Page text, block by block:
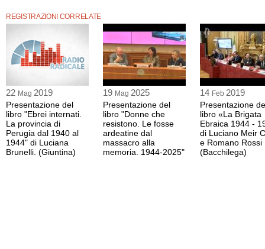
REGISTRAZIONI CORRELATE
22 Mag 2019
Presentazione del
libro "Ebrei internati.
La provincia di
Perugia dal 1940 al
1944" di Luciana
Brunelli. (Giuntina)
19 Mag 2025
Presentazione del
libro "Donne che
resistono. Le fosse
ardeatine dal
massacro alla
memoria. 1944-2025"
14 Feb 2019
Presentazione
libro «La Brigata
Ebraica 1944 -
di Luciano Meir
e Romano Rossi
(Bacchilega)